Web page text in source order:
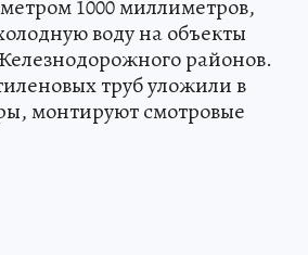
1000 миллиметров,
воду на объекты
районов.
труб уложили в
монтируют смотровые